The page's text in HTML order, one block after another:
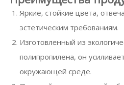
Яркие, стойкие цвета,
эстетическим требованиям.
Изготовленный из
полипропилена, он
окружающей среде.